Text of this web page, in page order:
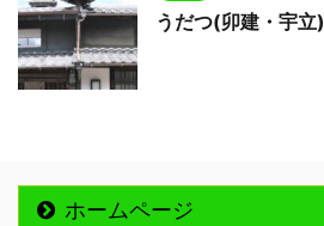
うだつ(卯建・宇立)
ホームページ